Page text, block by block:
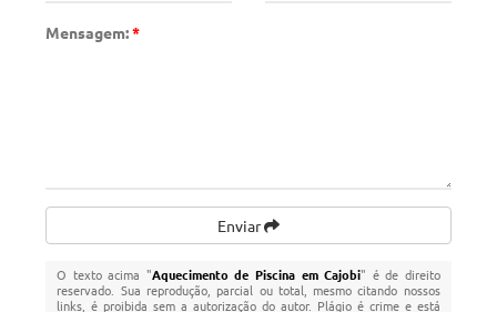
Mensagem:*
Enviar
O texto acima "Aquecimento de Piscina em Cajobi" é de direito
reservado. Sua reprodução, parcial ou total, mesmo citando nossos
links, é proibida sem a autorização do autor. Plágio é crime e está